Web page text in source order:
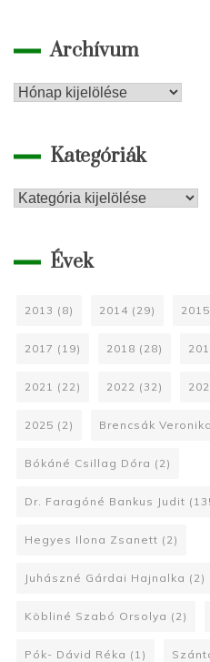
Archívum
Archívum
Kategóriák
Kategóriák
Évek
2013 (8) 2014 (29) 2015
2017 (19) 2018 (28)
2021 (22) 2022 (32)
2025 (2) Brencsák Veronika
Bókáné Csillag Dóra (2)
Dr. Faragóné Bankus Judit
Hegyes Ilona Zsanett (2)
Juhászné Gárdai Hajnalka (2)
Köbliné Szabó Orsolya (2)
Pók- Dávid Réka (1)